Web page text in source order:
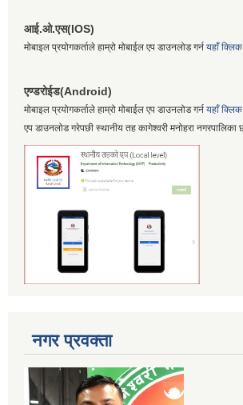
आई.ओ.एस(IOS)
मोबाइल प्रयोगकर्ताले हाम्रो मोबाईल एप डाउनलोड गर्न यहाँ क्लिक
एण्डरोईड(Android)
मोबाइल प्रयोगकर्ताले हाम्रो मोबाईल एप डाउनलोड गर्न यहाँ क्लिक
एप डाउनलोड गरेपछी स्थानीय तह कागेश्वरी मनोहरा नगरपालिका
नगर प्रवक्ता